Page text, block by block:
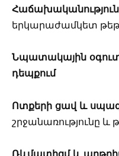
երկարաժամկետ
Նպատակային
դեպքում
Ոտքերի ցավ և
շրջանառությունը և